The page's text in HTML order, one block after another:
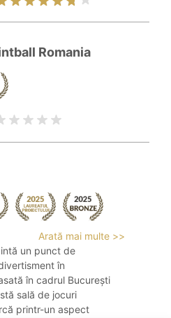
Romania
Arată mai multe >>
un punct de
în
în cadrul București
sală de jocuri
printr-un aspect